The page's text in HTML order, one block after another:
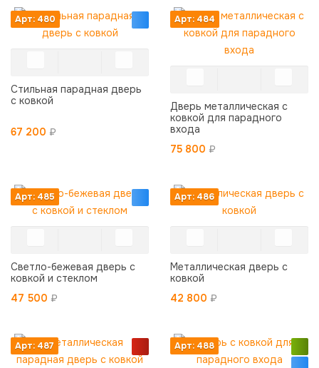
Арт: 480
Стильная парадная дверь
с ковкой
67 200 ₽
Арт: 484
Дверь металлическая с
ковкой для парадного
входа
75 800 ₽
Арт: 485
Светло-бежевая дверь с
ковкой и стеклом
47 500 ₽
Арт: 486
Металлическая дверь с
ковкой
42 800 ₽
Арт: 487 Арт: 488